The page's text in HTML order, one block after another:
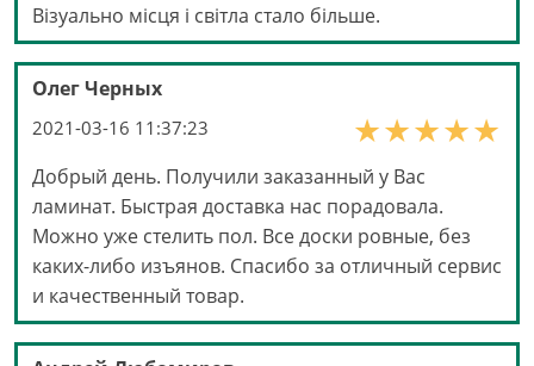
Візуально місця і світла стало більше.
Олег Черных
2021-03-16 11:37:23
Добрый день. Получили заказанный у Вас
ламинат. Быстрая доставка нас порадовала.
Можно уже стелить пол. Все доски ровные, без
каких-либо изъянов. Спасибо за отличный сервис
и качественный товар.